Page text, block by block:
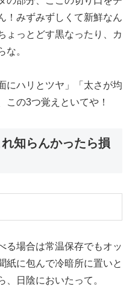
！みずみずしくて新鮮なん
ょっとどす黒なったり、カ
な。
にハリとツヤ」「太さが均
この3つ覚えといてや！
知らんかったら損
る場合は常温保存でもオッ
紙に包んで冷暗所に置いと
、日陰においたって。